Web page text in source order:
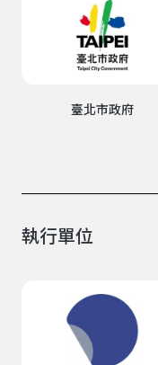
臺北市政府
執行單位